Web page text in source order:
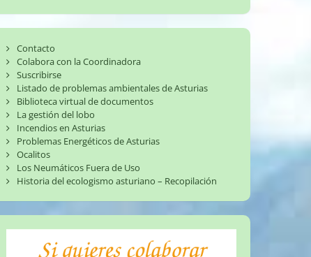
Contacto
Colabora con la Coordinadora
Suscribirse
Listado de problemas ambientales de Asturias
Biblioteca virtual de documentos
La gestión del lobo
Incendios en Asturias
Problemas Energéticos de Asturias
Ocalitos
Los Neumáticos Fuera de Uso
Historia del ecologismo asturiano – Recopilación